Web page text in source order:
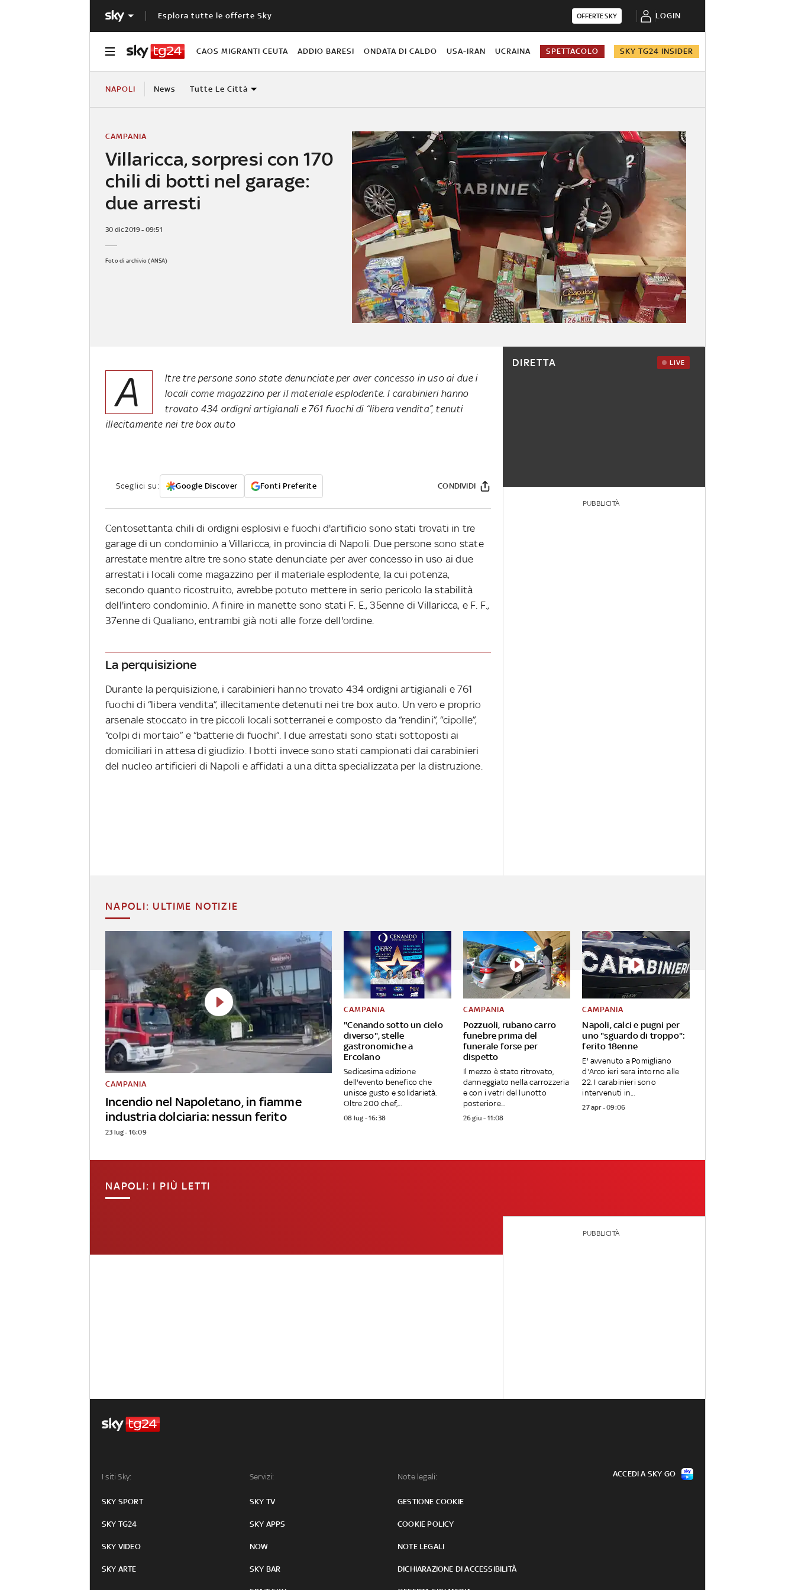
Esplora tutte le offerte Sky OFFERTE SKY LOGIN
CAOS MIGRANTI CEUTA ADDIO BARESI ONDATA DI CALDO USA-IRAN UCRAINA SPETTACOLO SKY TG24 INSIDER
NAPOLI News Tutte Le Città
Villaricca, sorpresi con 170
chili di botti nel garage:
due arresti
CAMPANIA
30 dic 2019 - 09:51
Foto di archivio (ANSA)
A
ltre tre persone sono state denunciate per aver concesso in uso ai due i
locali come magazzino per il materiale esplodente. I carabinieri hanno
trovato 434 ordigni artigianali e 761 fuochi di “libera vendita”, tenuti
illecitamente nei tre box auto
Sceglici su: Google Discover Fonti Preferite CONDIVIDI
Centosettanta chili di ordigni esplosivi e fuochi d'artificio sono stati trovati in tre
garage di un condominio a Villaricca, in provincia di Napoli. Due persone sono state
arrestate mentre altre tre sono state denunciate per aver concesso in uso ai due
arrestati i locali come magazzino per il materiale esplodente, la cui potenza,
secondo quanto ricostruito, avrebbe potuto mettere in serio pericolo la stabilità
dell'intero condominio. A finire in manette sono stati F. E., 35enne di Villaricca, e F. F.,
37enne di Qualiano, entrambi già noti alle forze dell'ordine.
La perquisizione
Durante la perquisizione, i carabinieri hanno trovato 434 ordigni artigianali e 761
fuochi di “libera vendita”, illecitamente detenuti nei tre box auto. Un vero e proprio
arsenale stoccato in tre piccoli locali sotterranei e composto da “rendini”, “cipolle”,
“colpi di mortaio” e “batterie di fuochi”. I due arrestati sono stati sottoposti ai
domiciliari in attesa di giudizio. I botti invece sono stati campionati dai carabinieri
del nucleo artificieri di Napoli e affidati a una ditta specializzata per la distruzione.
DIRETTA LIVE
PUBBLICITÀ
NAPOLI: ULTIME NOTIZIE
Incendio nel Napoletano, in fiamme
industria dolciaria: nessun ferito
CAMPANIA
23 lug - 16:09
"Cenando sotto un cielo
diverso", stelle
gastronomiche a
Ercolano
CAMPANIA
Sedicesima edizione
dell'evento benefico che
unisce gusto e solidarietà.
Oltre 200 chef,...
08 lug - 16:38
Pozzuoli, rubano carro
funebre prima del
funerale forse per
dispetto
CAMPANIA
Il mezzo è stato ritrovato,
danneggiato nella carrozzeria
e con i vetri del lunotto
posteriore...
26 giu - 11:08
Napoli, calci e pugni per
uno "sguardo di troppo":
ferito 18enne
CAMPANIA
E' avvenuto a Pomigliano
d'Arco ieri sera intorno alle
22. I carabinieri sono
intervenuti in...
27 apr - 09:06
NAPOLI: I PIÙ LETTI
PUBBLICITÀ
I siti Sky:
SKY SPORT
SKY TG24
SKY VIDEO
SKY ARTE
Servizi:
SKY TV
SKY APPS
NOW
SKY BAR
Note legali:
GESTIONE COOKIE
COOKIE POLICY
NOTE LEGALI
DICHIARAZIONE DI ACCESSIBILITÀ
ACCEDI A SKY GO